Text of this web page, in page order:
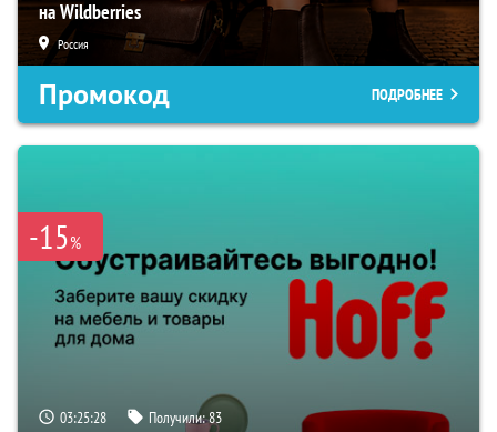
на Wildberries
Россия
Промокод ПОДРОБНЕЕ
-15%
03:25:28 Получили:83